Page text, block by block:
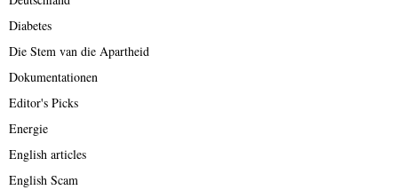
Diabetes
Die Stem van die Apartheid
Dokumentationen
Editor's Picks
Energie
English articles
English Scam